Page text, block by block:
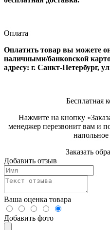
Оплата
Оплатить товар вы можете
наличными/банковской
адресу: г. Санкт-Петербург,
Бесплатная
Нажмите на кнопку
менеджер перезвонит вам и
Заказать
Добавить отзыв
Ваша оценка товара
Добавить фото